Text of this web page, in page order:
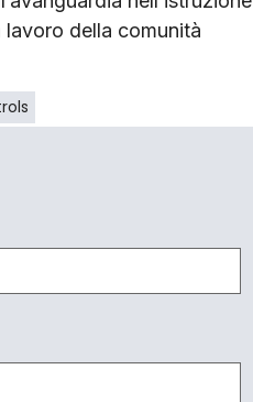
della comunità